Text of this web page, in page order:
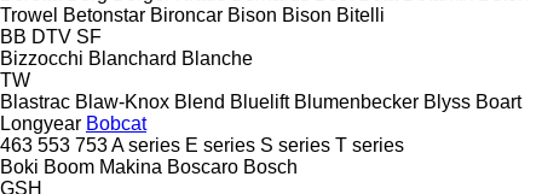
Trowel Betonstar Bironcar Bison Bison Bitelli
BB DTV SF
Bizzocchi Blanchard Blanche
TW
Blastrac Blaw-Knox Blend Bluelift Blumenbecker Blyss Boart
Longyear Bobcat
463 553 753A series E series S series T series
Boki Boom Makina Boscaro Bosch
GSH